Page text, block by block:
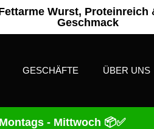
Wurst, Proteinreich
Geschmack
GESCHÄFTE ÜBER UNS
- Mittwoch 📦✅